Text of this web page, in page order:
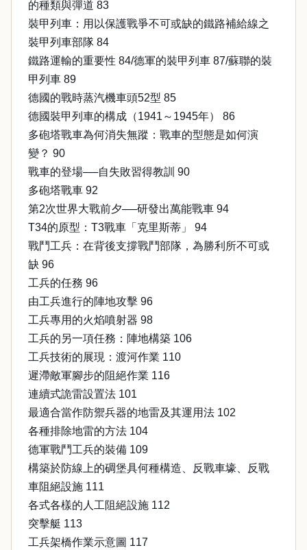
的種類與彈道 83
裝甲列車：用以保護戰爭不可或缺的鐵路補給線之
裝甲列車部隊 84
鐵路運輸的重要性 84/德軍的裝甲列車 87/蘇聯的裝
甲列車 89
德國的戰時蒸汽機車頭52型 85
德國裝甲列車的構成（1941～1945年） 86
多砲塔戰車為何消失無蹤：戰車的型態是如何演
變？ 90
戰車的登場──自失敗習得教訓 90
多砲塔戰車 92
第2次世界大戰前夕──研發出萬能戰車 94
T34的原型：T3戰車「克里斯蒂」 94
戰鬥工兵：在背後支撐戰鬥部隊，為勝利所不可或
缺 96
工兵的任務 96
由工兵進行的陣地攻擊 96
工兵專用的火焰噴射器 98
工兵的另一項任務：陣地構築 106
工兵技術的展現：渡河作業 110
遲滯敵軍腳步的阻絕作業 116
連續式詭雷設置法 101
最適合當作防禦兵器的地雷及其運用法 102
各種排除地雷的方法 104
德軍戰鬥工兵的裝備 109
構築於防線上的碉堡具何種構造、反戰車壕、反戰
車阻絕設施 111
各式各樣的人工阻絕設施 112
突擊艇 113
工兵架橋作業示意圖 117